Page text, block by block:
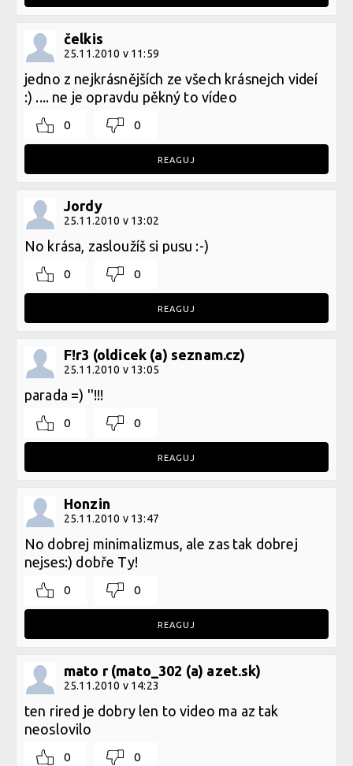
čelkis
25.11.2010 v 11:59
jedno z nejkrásnějších ze všech krásnejch videí
:) .... ne je opravdu pěkný to vídeo
0 0
REAGUJ
Jordy
25.11.2010 v 13:02
No krása, zasloužíš si pusu :-)
0 0
REAGUJ
F!r3 (oldicek (a) seznam.cz)
25.11.2010 v 13:05
parada =) ''!!!
0 0
REAGUJ
Honzin
25.11.2010 v 13:47
No dobrej minimalizmus, ale zas tak dobrej
nejses:) dobře Ty!
0 0
REAGUJ
mato r (mato_302 (a) azet.sk)
25.11.2010 v 14:23
ten rired je dobry len to video ma az tak
neoslovilo
0 0